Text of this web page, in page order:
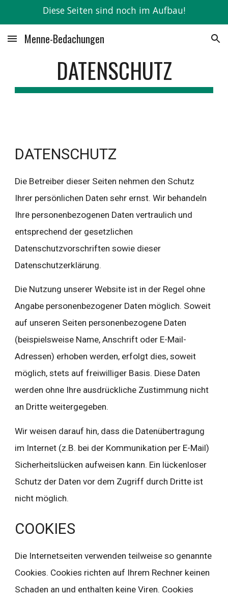
Diese Seiten sind noch im Aufbau!
Menne-Bedachungen
DATENSCHUTZ
DATENSCHUTZ
Die Betreiber dieser Seiten nehmen den Schutz
Ihrer persönlichen Daten sehr ernst. Wir behandeln
Ihre personenbezogenen Daten vertraulich und
entsprechend der gesetzlichen
Datenschutzvorschriften sowie dieser
Datenschutzerklärung.
Die Nutzung unserer Website ist in der Regel ohne
Angabe personenbezogener Daten möglich. Soweit
auf unseren Seiten personenbezogene Daten
(beispielsweise Name, Anschrift oder E-Mail-
Adressen) erhoben werden, erfolgt dies, soweit
möglich, stets auf freiwilliger Basis. Diese Daten
werden ohne Ihre ausdrückliche Zustimmung nicht
an Dritte weitergegeben.
Wir weisen darauf hin, dass die Datenübertragung
im Internet (z.B. bei der Kommunikation per E-Mail)
Sicherheitslücken aufweisen kann. Ein lückenloser
Schutz der Daten vor dem Zugriff durch Dritte ist
nicht möglich.
COOKIES
Die Internetseiten verwenden teilweise so genannte
Cookies. Cookies richten auf Ihrem Rechner keinen
Schaden an und enthalten keine Viren. Cookies